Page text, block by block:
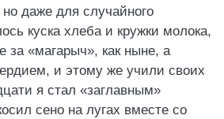
даже для случайного
куска хлеба и кружки молока,
«магарыч», как ныне, а
и этому же учили своих
я стал «заглавным»
сено на лугах вместе со